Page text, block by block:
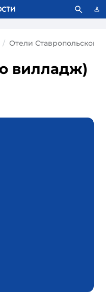
Что это значит?
Отели Ставропольского
вилладж)